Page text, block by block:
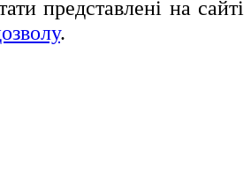
представлені на сайті
.